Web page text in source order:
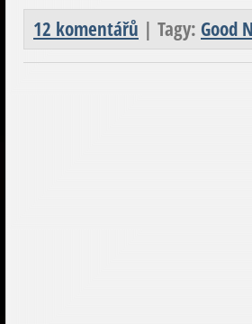
12 komentářů | Tagy: Good